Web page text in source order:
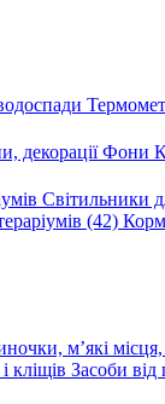
декораціїФони
Світильники
(42) Корм
м’які
кліщів Засоби від